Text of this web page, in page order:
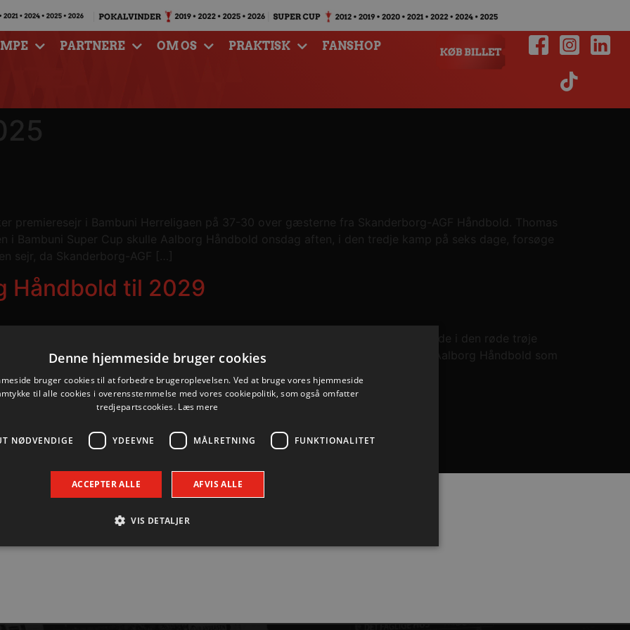
PARTNERE OM OS PRAKTISK FANSHOP
premieresejr i Bambuni Herreligaen på 37-30 over gæsterne fra Skanderborg-AGF Håndbold. Thomas
i Bambuni Super Cup skulle Aalborg Håndbold onsdag aften, i den tredje kamp på seks dage, forsøge
sejr, da Skanderborg-AGF […]
Håndbold til 2029
den unge bagspiller, så Marinus Munk også i de kommende år vil være at finde i den røde trøje
har i de seneste sæsoner gennemgået en fantastisk udvikling, siden han kom til Aalborg Håndbold som
[…]
til aftenens ligapremiere
Arena.
Denne hjemmeside bruger cookies
bruger cookies til at forbedre brugeroplevelsen. Ved at bruge vores hjemmeside
til alle cookies i overensstemmelse med vores cookiepolitik, som også omfatter
tredjepartscookies. Læs mere
NØDVENDIGE YDEEVNE MÅLRETNING FUNKTIONALITET
ACCEPTER ALLE AFVIS ALLE
VIS DETALJER